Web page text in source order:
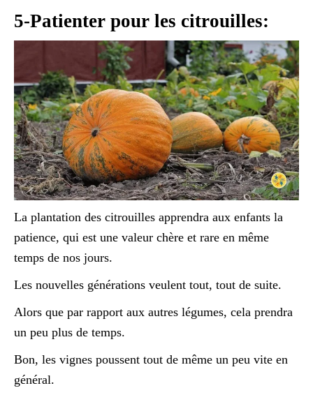
5-Patienter pour les citrouilles:
La plantation des citrouilles apprendra aux enfants la
patience, qui est une valeur chère et rare en même
temps de nos jours.
Les nouvelles générations veulent tout, tout de suite.
Alors que par rapport aux autres légumes, cela prendra
un peu plus de temps.
Bon, les vignes poussent tout de même un peu vite en
général.